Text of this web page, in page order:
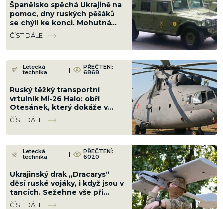
Španělsko spěchá Ukrajině na
pomoc, dny ruských pěšáků
se chýlí ke konci. Mohutná
dodávka je srovná do latě
ČÍST DÁLE
Letecká
technika | PŘEČTENÍ:
6868
Ruský těžký transportní
vrtulník Mi-26 Halo: obří
Otesánek, který dokáže v
podvěsu odnést dopravní
letadlo
ČÍST DÁLE
Letecká
technika | PŘEČTENÍ:
6020
Ukrajinský drak „Dracarys“
děsí ruské vojáky, i když jsou v
tancích. Sežehne vše při
teplotě přes 2 400 °C
ČÍST DÁLE